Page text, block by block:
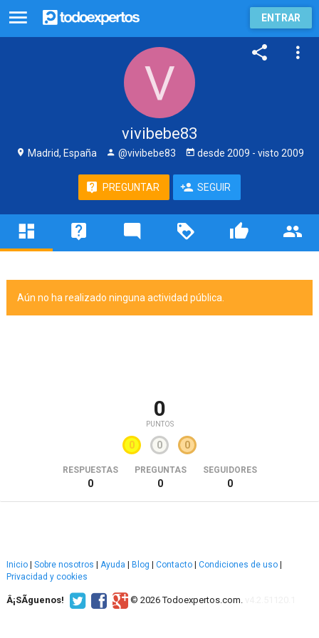
ENTRAR
vivibebe83
Madrid, España @vivibebe83 desde 2009 - visto 2009
PREGUNTAR SEGUIR
Aún no ha realizado ninguna actividad pública.
0
PUNTOS
0 0 0
RESPUESTAS
0
PREGUNTAS
0
SEGUIDORES
0
Inicio Sobre nosotros Ayuda Blog Contacto Condiciones de uso
Privacidad y cookies
Â¡SÃ­guenos! © 2026 Todoexpertos.com.